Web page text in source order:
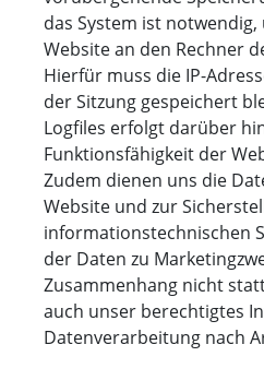
das System ist
Website an den Rechner
Hierfür muss die IP-
der Sitzung gespeichert
Logfiles erfolgt darüber
Funktionsfähigkeit der
Zudem dienen uns die
Website und zur
informationstechnischen
der Daten zu
Zusammenhang nicht
auch unser berechtigtes
Datenverarbeitung nach